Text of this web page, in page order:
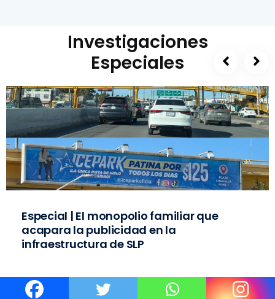
Investigaciones
Especiales
Especial | El monopolio familiar que
acapara la publicidad en la
infraestructura de SLP